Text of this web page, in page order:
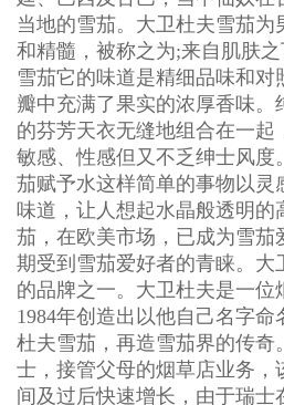
当地的雪茄。大卫杜夫雪茄为
和精髓，被称之为;来自肌肤
雪茄它的味道是精细品味和对
瓣中充满了果实的浓厚香味。
的芬芳天衣无缝地组合在一起
敏感、性感但又不乏绅士风度
茄赋予水这样简单的事物以灵
味道，让人想起水晶般透明的
茄，在欧美市场，已成为雪茄
期受到雪茄爱好者的青睐。大
的品牌之一。大卫杜夫是一位
1984年创造出以他自己名字
杜夫雪茄，再造雪茄界的传奇
士，接管父母的烟草店业务，
间及过后快速增长，由于瑞士